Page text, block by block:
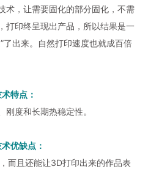
术，让需要固化的部分固化，不需
打印终呈现出产品，所以结果是一
了出来。自然打印速度也就成百倍
特点：
度和长期热稳定性。
优缺点：
而且还能让3D打印出来的作品表